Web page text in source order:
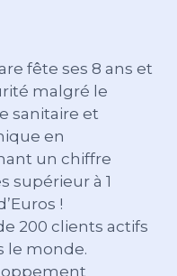
fête ses 8 ans et
malgré le
sanitaire et
en
un chiffre
supérieur à 1
!
200 clients actifs
le monde.